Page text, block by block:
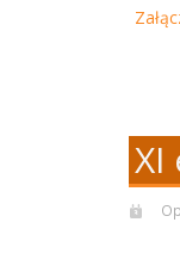
XI